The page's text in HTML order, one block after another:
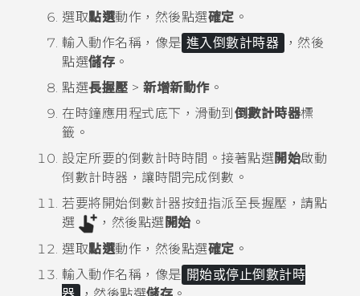
選取點選動作，然後點選確定 。
輸入動作名稱，像是 進入倒數計時器
，然後
點選儲存 。
點選長握壓 > 新增新動作。
在 時鐘應用程式底下，滑動到 倒數計時器標
籤。
設定所要的倒數計時時間。接著點選 開始啟動
倒數計時器，讓時間完成倒數。
若要將開始倒數計器按鈕指派至長握壓，請點
選
，然後點選 開始 。
選取點選動作，然後點選確定 。
輸入動作名稱，像是 開始或停止倒數計時